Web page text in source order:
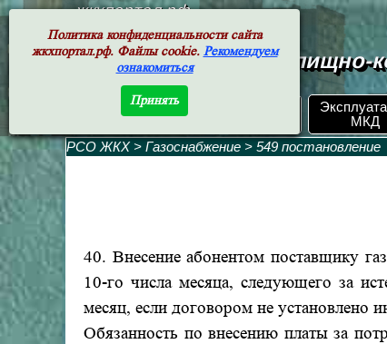
ЖКХ РФ.
МКД
Документы жилищно-
жкхпортал.рф
РСО ЖКХ>Газоснабжение >549 постановление
40. Внесение абонентом поставщику
10-го числа месяца, следующего за
месяц, если договором не установлено
Обязанность по внесению платы за
Политика конфиденциальности сайта
жкхпортал.рф. Файлы cookie. Рекомендуем
ознакомиться
Принять